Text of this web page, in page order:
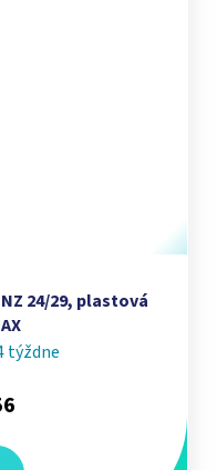
24/29, plastová
týždne